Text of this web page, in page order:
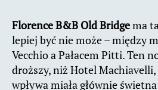
Florence B&B Old Bridgema
lepiej być nie może – między
Vecchio a Pałacem Pitti. Ten
droższy, niż Hotel Machiavelli,
wpływa miała głównie